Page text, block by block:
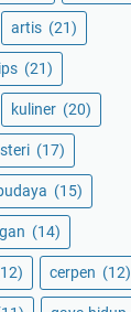
artis (21)
(21)
kuliner (20)
(17)
(15)
(14)
cerpen (12)